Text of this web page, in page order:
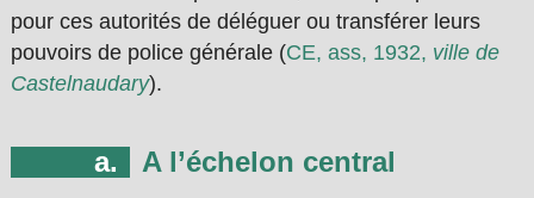
pour ces autorités de déléguer ou transférer leurs
pouvoirs de police générale (CE, ass, 1932, ville de
Castelnaudary).
A l’échelon central